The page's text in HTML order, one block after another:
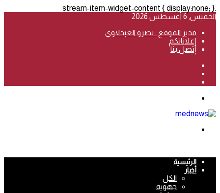
.stream-item-widget-content { display:none; }
الخميس, 6 أغسطس 2026
مدير الموقع : نصرو العبدلاوي
إعلاناتكم
إتصل بنا
الرئيسية
أخبار
الكل
جهوية